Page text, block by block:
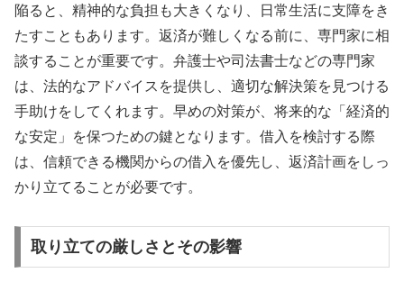
陥ると、精神的な負担も大きくなり、日常生活に支障をき
たすこともあります。返済が難しくなる前に、専門家に相
談することが重要です。弁護士や司法書士などの専門家
は、法的なアドバイスを提供し、適切な解決策を見つける
手助けをしてくれます。早めの対策が、将来的な「経済的
な安定」を保つための鍵となります。借入を検討する際
は、信頼できる機関からの借入を優先し、返済計画をしっ
かり立てることが必要です。
取り立ての厳しさとその影響